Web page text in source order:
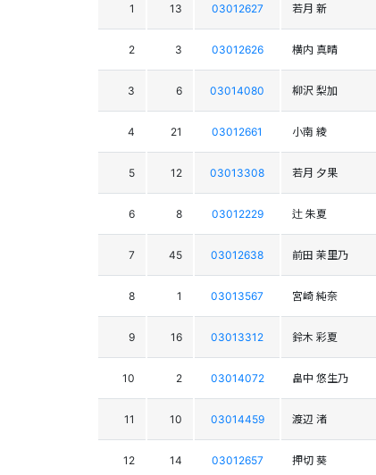
1 13 03012627 若月 新
2 3 03012626 横内 真晴
3 6 03014080 柳沢 梨加
4 21 03012661 小南 綾
5 12 03013308 若月 夕果
6 8 03012229 辻 朱夏
7 45 03012638 前田 茉里乃
8 1 03013567 宮崎 純奈
9 16 03013312 鈴木 彩夏
10 2 03014072 畠中 悠生乃
11 10 03014459 渡辺 渚
12 14 03012657 押切 葵